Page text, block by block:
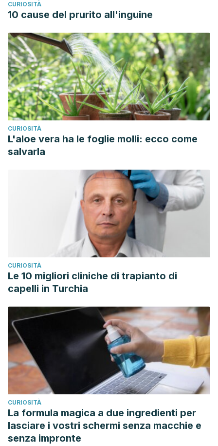
CURIOSITÀ
10 cause del prurito all'inguine
CURIOSITÀ
L'aloe vera ha le foglie molli: ecco come
salvarla
CURIOSITÀ
Le 10 migliori cliniche di trapianto di
capelli in Turchia
CURIOSITÀ
La formula magica a due ingredienti per
lasciare i vostri schermi senza macchie e
senza impronte